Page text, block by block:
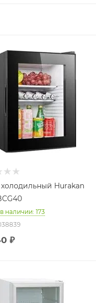
Hurakan
наличии: 173
₽